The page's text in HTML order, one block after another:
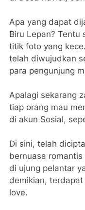
Apa yang dapat
Biru Lepan? Tentu
titik foto yang
telah diwujudkan
para pengunjung
Apalagi sekarang
tiap orang mau
di akun Sosial,
Di sini, telah
bernuasa
di ujung pelantar
demikian,
love.